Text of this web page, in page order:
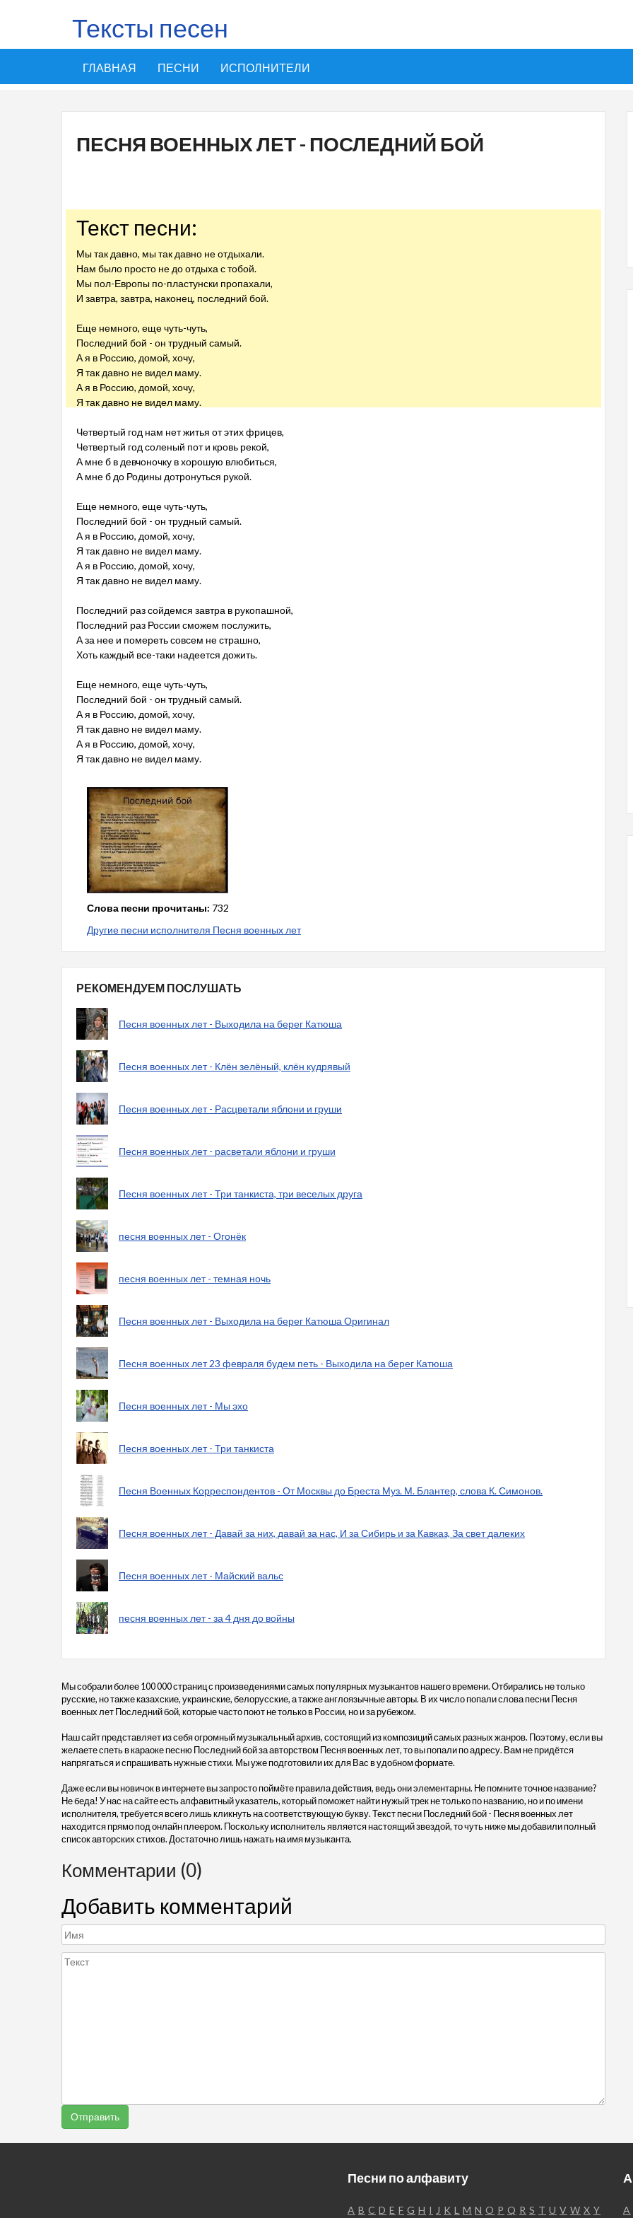
Тексты песен
ГЛАВНАЯ ПЕСНИ ИСПОЛНИТЕЛИ
ПЕСНЯ ВОЕННЫХ ЛЕТ - ПОСЛЕДНИЙ БОЙ
Текст песни:
Мы так давно, мы так давно не отдыхали.
Нам было просто не до отдыха с тобой.
Мы пол-Европы по-пластунски пропахали,
И завтра, завтра, наконец, последний бой.
Еще немного, еще чуть-чуть,
Последний бой - он трудный самый.
А я в Россию, домой, хочу,
Я так давно не видел маму.
А я в Россию, домой, хочу,
Я так давно не видел маму.
Четвертый год нам нет житья от этих фрицев,
Четвертый год соленый пот и кровь рекой,
А мне б в девчоночку в хорошую влюбиться,
А мне б до Родины дотронуться рукой.
Еще немного, еще чуть-чуть,
Последний бой - он трудный самый.
А я в Россию, домой, хочу,
Я так давно не видел маму.
А я в Россию, домой, хочу,
Я так давно не видел маму.
Последний раз сойдемся завтра в рукопашной,
Последний раз России сможем послужить,
А за нее и помереть совсем не страшно,
Хоть каждый все-таки надеется дожить.
Еще немного, еще чуть-чуть,
Последний бой - он трудный самый.
А я в Россию, домой, хочу,
Я так давно не видел маму.
А я в Россию, домой, хочу,
Я так давно не видел маму.
Слова песни прочитаны: 732
Другие песни исполнителя Песня военных лет
РЕКОМЕНДУЕМ ПОСЛУШАТЬ
Песня военных лет - Выходила на берег Катюша
Песня военных лет - Клён зелёный, клён кудрявый
Песня военных лет - Расцветали яблони и груши
Песня военных лет - расветали яблони и груши
Песня военных лет - Три танкиста, три веселых друга
песня военных лет - Огонёк
песня военных лет - темная ночь
Песня военных лет - Выходила на берег Катюша Оригинал
Песня военных лет 23 февраля будем петь - Выходила на берег Катюша
Песня военных лет - Мы эхо
Песня военных лет - Три танкиста
Песня Военных Корреспондентов - От Москвы до Бреста Муз. М. Блантер, слова К. Симонов.
Песня военных лет - Давай за них, давай за нас, И за Сибирь и за Кавказ, За свет далеких
Песня военных лет - Майский вальс
песня военных лет - за 4 дня до войны
Мы собрали более 100 000 страниц с произведениями самых популярных музыкантов нашего времени. Отбирались не только
русские, но также казахские, украинские, белорусские, а также англоязычные авторы. В их число попали слова песни Песня
военных лет Последний бой, которые часто поют не только в России, но и за рубежом.
Наш сайт представляет из себя огромный музыкальный архив, состоящий из композиций самых разных жанров. Поэтому, если вы
желаете спеть в караоке песню Последний бой за авторством Песня военных лет, то вы попали по адресу. Вам не придётся
напрягаться и спрашивать нужные стихи. Мы уже подготовили их для Вас в удобном формате.
Даже если вы новичок в интернете вы запросто поймёте правила действия, ведь они элементарны. Не помните точное название?
Не беда! У нас на сайте есть алфавитный указатель, который поможет найти нужый трек не только по названию, но и по имени
исполнителя, требуется всего лишь кликнуть на соответствующую букву. Текст песни Последний бой - Песня военных лет
находится прямо под онлайн плеером. Поскольку исполнитель является настоящий звездой, то чуть ниже мы добавили полный
список авторских стихов. Достаточно лишь нажать на имя музыканта.
Комментарии (0)
Добавить комментарий
Песни по алфавиту
A B C D E F G H I J K L M N O P Q R S T U V W X Y A